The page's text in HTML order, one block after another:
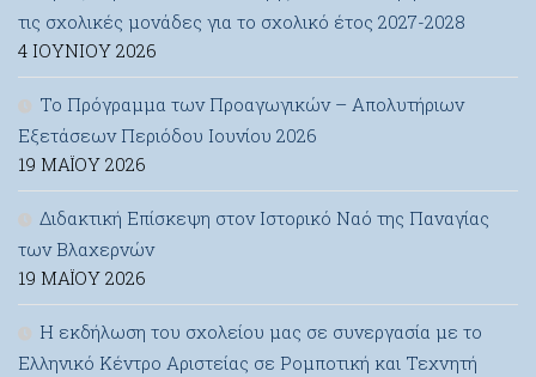
τις σχολικές μονάδες για το σχολικό έτος 2027-2028
4 ΙΟΥΝΊΟΥ 2026
Το Πρόγραμμα των Προαγωγικών – Απολυτήριων
Εξετάσεων Περιόδου Ιουνίου 2026
19 ΜΑΪ́ΟΥ 2026
Διδακτική Επίσκεψη στον Ιστορικό Ναό της Παναγίας
των Βλαχερνών
19 ΜΑΪ́ΟΥ 2026
Η εκδήλωση του σχολείου μας σε συνεργασία με το
Ελληνικό Κέντρο Αριστείας σε Ρομποτική και Τεχνητή